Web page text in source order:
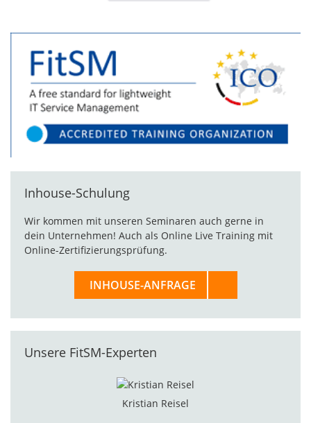
Inhouse-Schulung
Wir kommen mit unseren Seminaren auch gerne in
dein Unternehmen! Auch als Online Live Training mit
Online-Zertifizierungsprüfung.
INHOUSE-ANFRAGE
Unsere FitSM-Experten
Kristian Reisel